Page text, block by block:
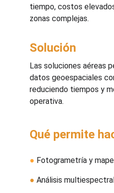
tiempo, costos
zonas complejas.
Las soluciones aéreas
datos geoespaciales
reduciendo tiempos y
operativa.
Solución
Qué permite
● Fotogrametría y
● Análisis